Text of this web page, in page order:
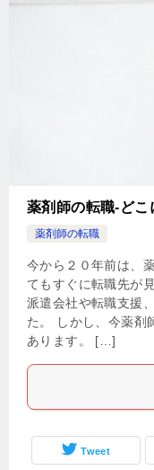
薬剤師の転職-どこ
薬剤師の転職
今から２０年前は、
てもすぐに転職先が
派遣会社や転職支援
た。 しかし、今薬剤
あります。 […]
Tweet